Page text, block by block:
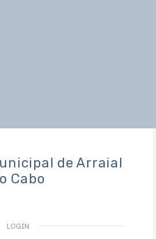
de Arraial
Cabo
LOGIN